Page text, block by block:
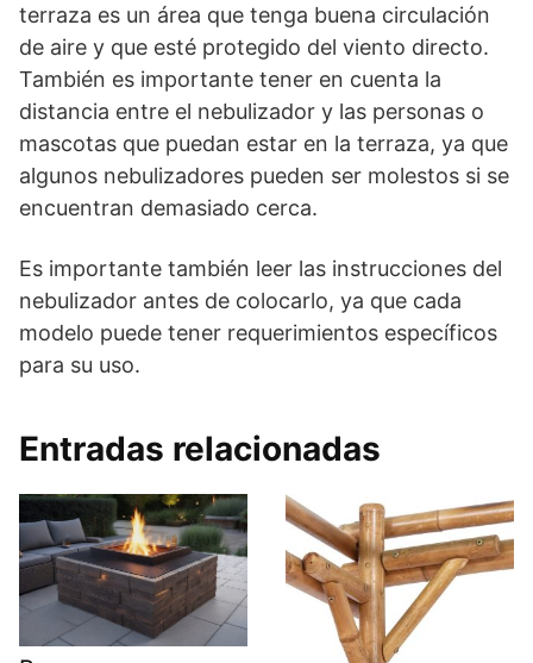
terraza es un área que tenga buena circulación
de aire y que esté protegido del viento directo.
También es importante tener en cuenta la
distancia entre el nebulizador y las personas o
mascotas que puedan estar en la terraza, ya que
algunos nebulizadores pueden ser molestos si se
encuentran demasiado cerca.
Es importante también leer las instrucciones del
nebulizador antes de colocarlo, ya que cada
modelo puede tener requerimientos específicos
para su uso.
Entradas relacionadas